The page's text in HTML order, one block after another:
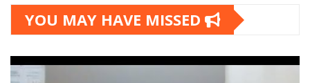
YOU MAY HAVE MISSED